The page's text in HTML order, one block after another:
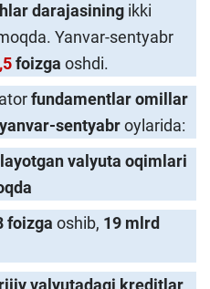
darajasining ikki
Yanvar-sentyabr
foizga oshdi.
fundamentlar omillar
yanvar-sentyabroylarida:
valyuta oqimlari
foizga oshib, 19 mlrd